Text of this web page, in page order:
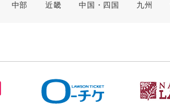
中部 近畿 中国・四国 九州